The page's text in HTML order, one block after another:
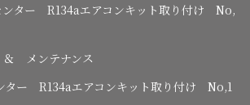
ター R134aエアコンキット取り付け No,
＆ メンテナンス
ター R134aエアコンキット取り付け No,1